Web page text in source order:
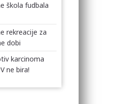
škola fudbala
rekreacije za
dobi
karcinoma
ne bira!